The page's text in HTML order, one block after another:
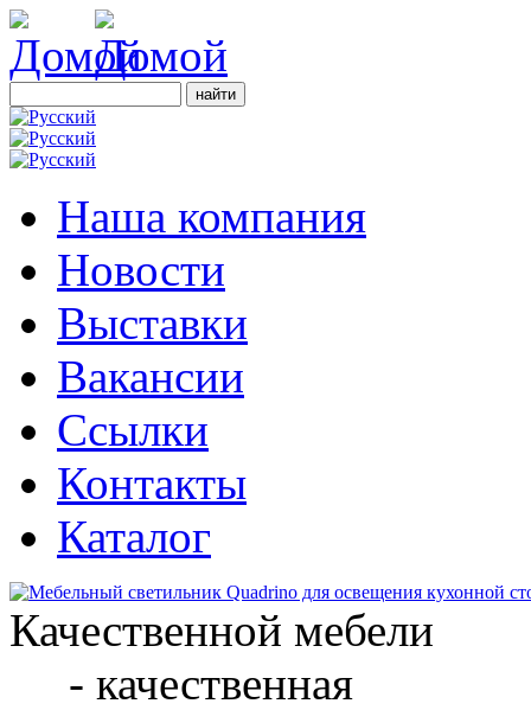
Наша компания
Новости
Выставки
Вакансии
Ссылки
Контакты
Каталог
Качественной мебели
- качественная